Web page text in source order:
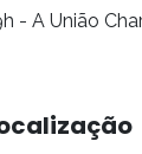
- A União